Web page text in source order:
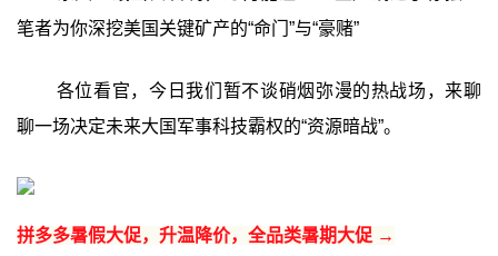
笔者为你深挖美国关键矿产的“命门”与“豪赌”‍
各位看官，今日我们暂不谈硝烟弥漫的热战场，来聊
聊一场决定未来大国军事科技霸权的“资源暗战”。
拼多多暑假大促，升温降价，全品类暑期大促 →